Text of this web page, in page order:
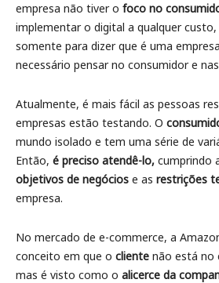
empresa não tiver o foco no
implementar o digital a qualquer
somente para dizer que é uma
necessário pensar no consumidor e
Atualmente, é mais fácil as pessoas
empresas estão testando. O
mundo isolado e tem uma série de
Então, é preciso atendê-lo, cumprindo
objetivos de negócios e as restrições
empresa.
No mercado de e-commerce, a
conceito em que o cliente não está no
mas é visto como o alicerce da